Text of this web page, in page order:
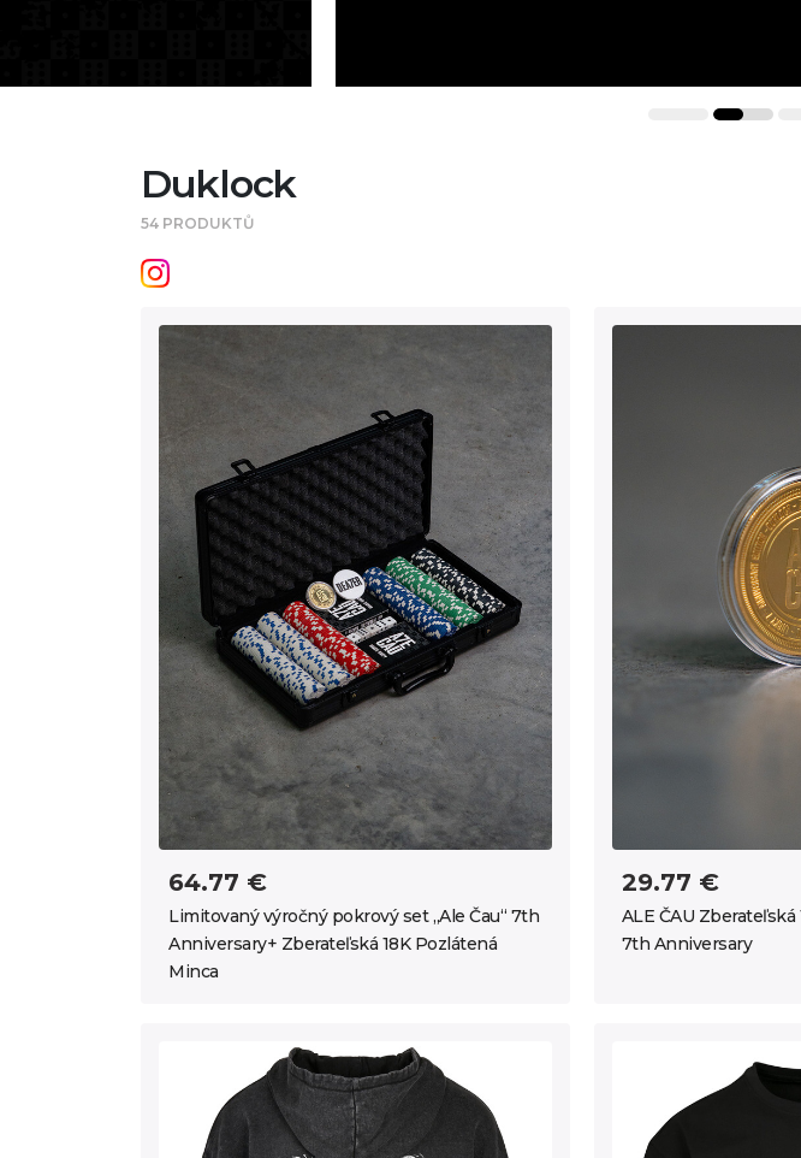
Duklock
54 PRODUKTŮ
64.77 €
Limitovaný výročný pokrový set „Ale Čau“ 7th
Anniversary+ Zberateľská 18K Pozlátená
Minca
29.77 €
ALE ČAU
7th Anniversary